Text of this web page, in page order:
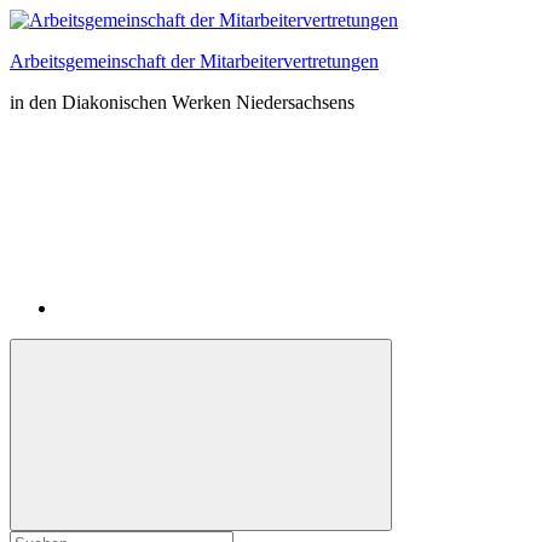
Zum
springen
Arbeitsgemeinschaft der Mitarbeitervertretungen
in den Diakonischen Werken Niedersachsens
Suchformular